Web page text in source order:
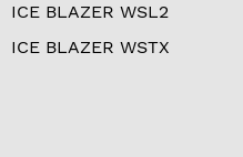
ICE BLAZER WSL2
ICE BLAZER WSTX